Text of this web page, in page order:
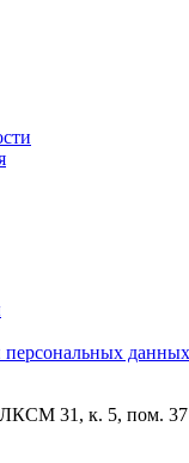
персональных данных
31, к. 5, пом. 37